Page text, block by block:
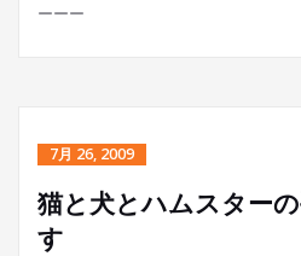
ーーー
7月 26, 2009
猫と犬とハムスター
す